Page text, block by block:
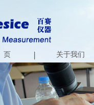
页 关于我们